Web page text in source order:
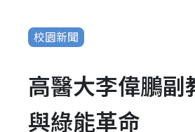
校園新聞
高醫大李偉鵬副
與綠能革命